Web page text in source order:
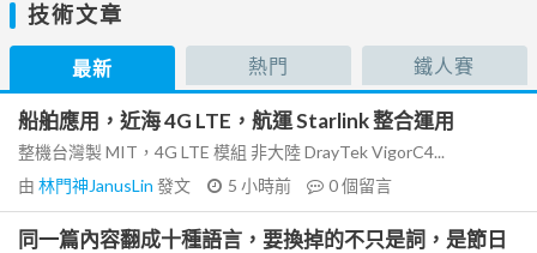
技術文章
最新 熱門 鐵人賽
船舶應用，近海 4G LTE，航運 Starlink 整合運用
整機台灣製 MIT，4G LTE 模組 非大陸 DrayTek VigorC4...
由 林門神JanusLin 發文 5 小時前 0個留言
同一篇內容翻成十種語言，要換掉的不只是詞，是節日